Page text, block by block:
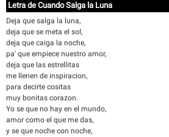
Letra de Cuando Salga la Luna
Deja que salga la luna,
deja que se meta el sol,
deja que caiga la noche,
pa' que empiece nuestro amor,
deja que las estrellitas
me llenen de inspiracion,
para decirte cositas
muy bonitas corazon.
Yo se que no hay en el mundo,
amor como el que me das,
y se que noche con noche,